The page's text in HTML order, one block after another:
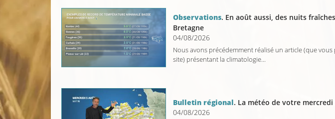
Observations. En août aussi, des nuits
Bretagne
04/08/2026
Nous avons précédemment réalisé un article (que
site) présentant la climatologie...
Bulletin régional. La météo de votre mercredi
04/08/2026